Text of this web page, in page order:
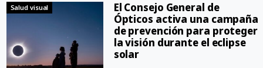
Salud visual
El Consejo General de
Ópticos activa una campaña
de prevención para proteger
la visión durante el eclipse
solar